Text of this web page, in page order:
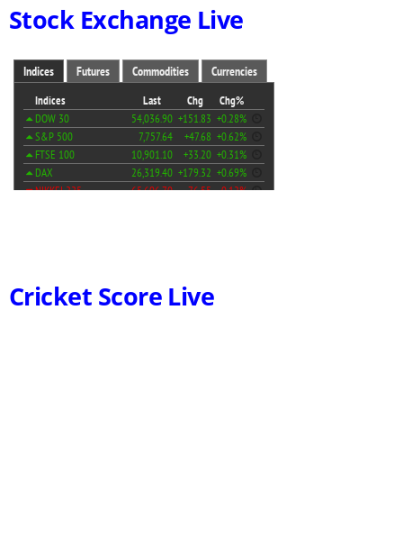
Stock Exchange Live
Cricket Score Live